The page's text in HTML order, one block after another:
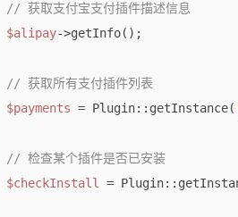
// 获取支付宝支付插件描述信息
$alipay->getInfo();
// 获取所有支付插件列表
$payments = Plugin::getInstance(
// 检查某个插件是否已安装
$checkInstall
=